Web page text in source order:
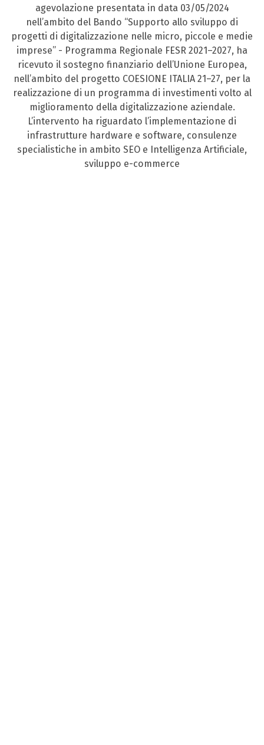
agevolazione presentata in data 03/05/2024
nell’ambito del Bando “Supporto allo sviluppo di
progetti di digitalizzazione nelle micro, piccole e medie
imprese” - Programma Regionale FESR 2021–2027, ha
ricevuto il sostegno finanziario dell’Unione Europea,
nell’ambito del progetto COESIONE ITALIA 21–27, per la
realizzazione di un programma di investimenti volto al
miglioramento della digitalizzazione aziendale.
L’intervento ha riguardato l’implementazione di
infrastrutture hardware e software, consulenze
specialistiche in ambito SEO e Intelligenza Artificiale,
sviluppo e-commerce